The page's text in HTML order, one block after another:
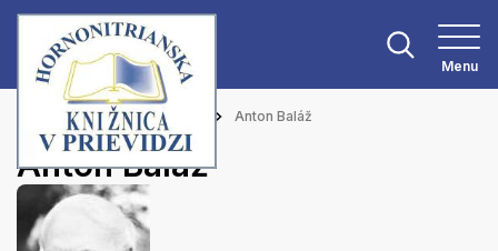
Menu
Hlavná stránka Aktuality Anton Baláž
Anton Baláž